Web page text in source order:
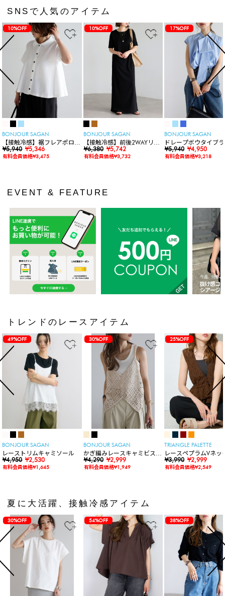
SNSで人気のアイテム
10%OFF
BONJOUR SAGAN
【接触冷感】裾フレアポロシ
ャツ
¥5,940 ¥5,346
有料会員価格¥3,475
10%OFF
BONJOUR SAGAN
【接触冷感】前後2WAYリブ
カットワンピース
¥6,380 ¥5,742
有料会員価格¥3,732
17%OFF
BONJOUR SAGAN
ドレープボウタイブ
ス
¥5,940 ¥4,950
有料会員価格¥3,218
EVENT & FEATURE
トレンドのレースアイテム
49%OFF
BONJOUR SAGAN
レーストリムキャミソール
¥4,950 ¥2,530
有料会員価格¥1,645
30%OFF
BONJOUR SAGAN
かぎ編みレースキャミビスチ
ェ
¥4,290 ¥2,999
有料会員価格¥1,949
25%OFF
TRIANGLE PALETTE
レースペプラムVネッ
ト
¥3,990 ¥2,999
有料会員価格¥2,549
夏に大活躍、接触冷感アイテム
30%OFF 54%OFF 38%OFF